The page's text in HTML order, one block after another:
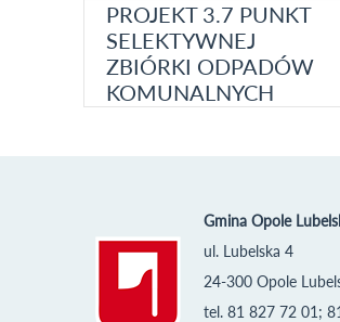
PROJEKT 3.7 PUNKT
SELEKTYWNEJ
ZBIÓRKI ODPADÓW
KOMUNALNYCH
Gmina Opole
ul. Lubelska 4
24-300 Opole
tel. 81 827 72 01;